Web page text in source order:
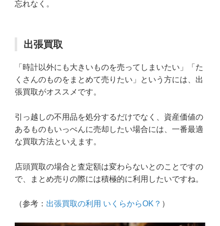
忘れなく。
出張買取
「時計以外にも大きいものを売ってしまいたい」「た
くさんのものをまとめて売りたい」という方には、出
張買取がオススメです。
引っ越しの不用品を処分するだけでなく、資産価値の
あるものもいっぺんに売却したい場合には、一番最適
な買取方法といえます。
店頭買取の場合と査定額は変わらないとのことですの
で、まとめ売りの際には積極的に利用したいですね。
（参考： 出張買取の利用 いくらからOK？ ）